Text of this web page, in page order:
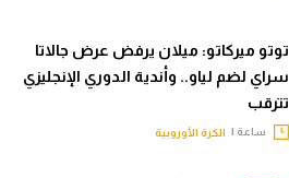
توتو ميركاتو: ميلان يرفض عرض جالاتا
سراي لضم لياو.. وأندية الدوري الإنجليزي
تترقب
ساعة | الكرة الأوروبية